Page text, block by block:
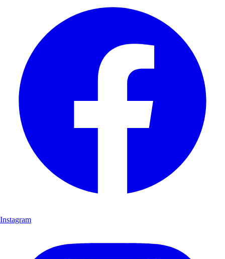
Instagram